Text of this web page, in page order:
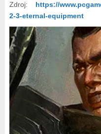
Zdroj: https://
2-3-eternal-equipment